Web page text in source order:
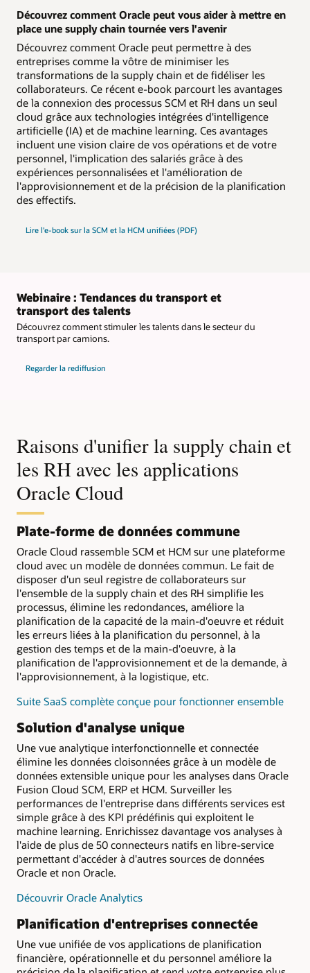
Découvrez comment Oracle peut vous aider à mettre en
place une supply chain tournée vers l'avenir
Découvrez comment Oracle peut permettre à des
entreprises comme la vôtre de minimiser les
transformations de la supply chain et de fidéliser les
collaborateurs. Ce récent e-book parcourt les avantages
de la connexion des processus SCM et RH dans un seul
cloud grâce aux technologies intégrées d'intelligence
artificielle (IA) et de machine learning. Ces avantages
incluent une vision claire de vos opérations et de votre
personnel, l'implication des salariés grâce à des
expériences personnalisées et l'amélioration de
l'approvisionnement et de la précision de la planification
des effectifs.
Lire l'e-book sur la SCM et la HCM unifiées (PDF)
Webinaire : Tendances du transport et
transport des talents
Découvrez comment stimuler les talents dans le secteur du
transport par camions.
Regarder la rediffusion
Raisons d'unifier la supply chain et
les RH avec les applications
Oracle Cloud
Plate-forme de données commune
Oracle Cloud rassemble SCM et HCM sur une plateforme
cloud avec un modèle de données commun. Le fait de
disposer d'un seul registre de collaborateurs sur
l'ensemble de la supply chain et des RH simplifie les
processus, élimine les redondances, améliore la
planification de la capacité de la main-d'oeuvre et réduit
les erreurs liées à la planification du personnel, à la
gestion des temps et de la main-d'oeuvre, à la
planification de l'approvisionnement et de la demande, à
l'approvisionnement, à la logistique, etc.
Suite SaaS complète conçue pour fonctionner ensemble
Solution d'analyse unique
Une vue analytique interfonctionnelle et connectée
élimine les données cloisonnées grâce à un modèle de
données extensible unique pour les analyses dans Oracle
Fusion Cloud SCM, ERP et HCM. Surveiller les
performances de l'entreprise dans différents services est
simple grâce à des KPI prédéfinis qui exploitent le
machine learning. Enrichissez davantage vos analyses à
l'aide de plus de 50 connecteurs natifs en libre-service
permettant d'accéder à d'autres sources de données
Oracle et non Oracle.
Découvrir Oracle Analytics
Planification d'entreprises connectée
Une vue unifiée de vos applications de planification
financière, opérationnelle et du personnel améliore la